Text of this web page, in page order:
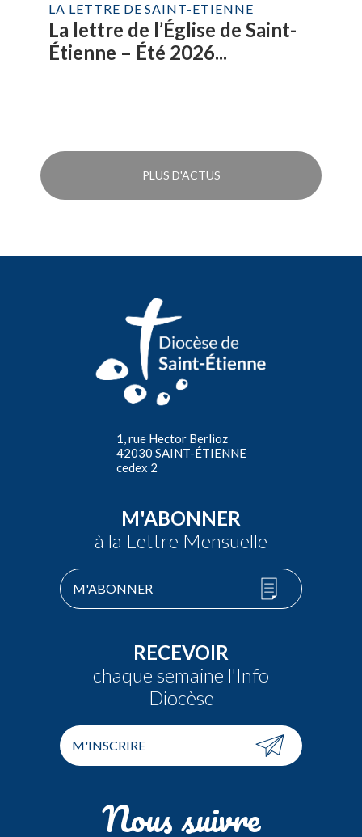
LA LETTRE DE SAINT-ETIENNE
La lettre de l’Église de Saint-
Étienne – Été 2026...
PLUS D'ACTUS
1, rue Hector Berlioz
42030 SAINT-ÉTIENNE
cedex 2
M'ABONNER
à la Lettre Mensuelle
M'ABONNER
RECEVOIR
chaque semaine l'Info
Diocèse
M'INSCRIRE
Nous suivre